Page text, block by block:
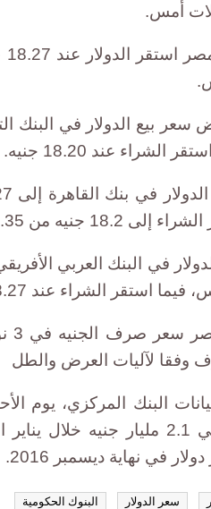
أمس.
الشراء عند 18.20 جنيه.
جنيه من 18.35 جنيه.
استقر الشراء عند 18.27 جنيه.
وفقا لآليات العرض والطل
البنك المركزي، يوم
سعر الدولار البنوك الحكومية